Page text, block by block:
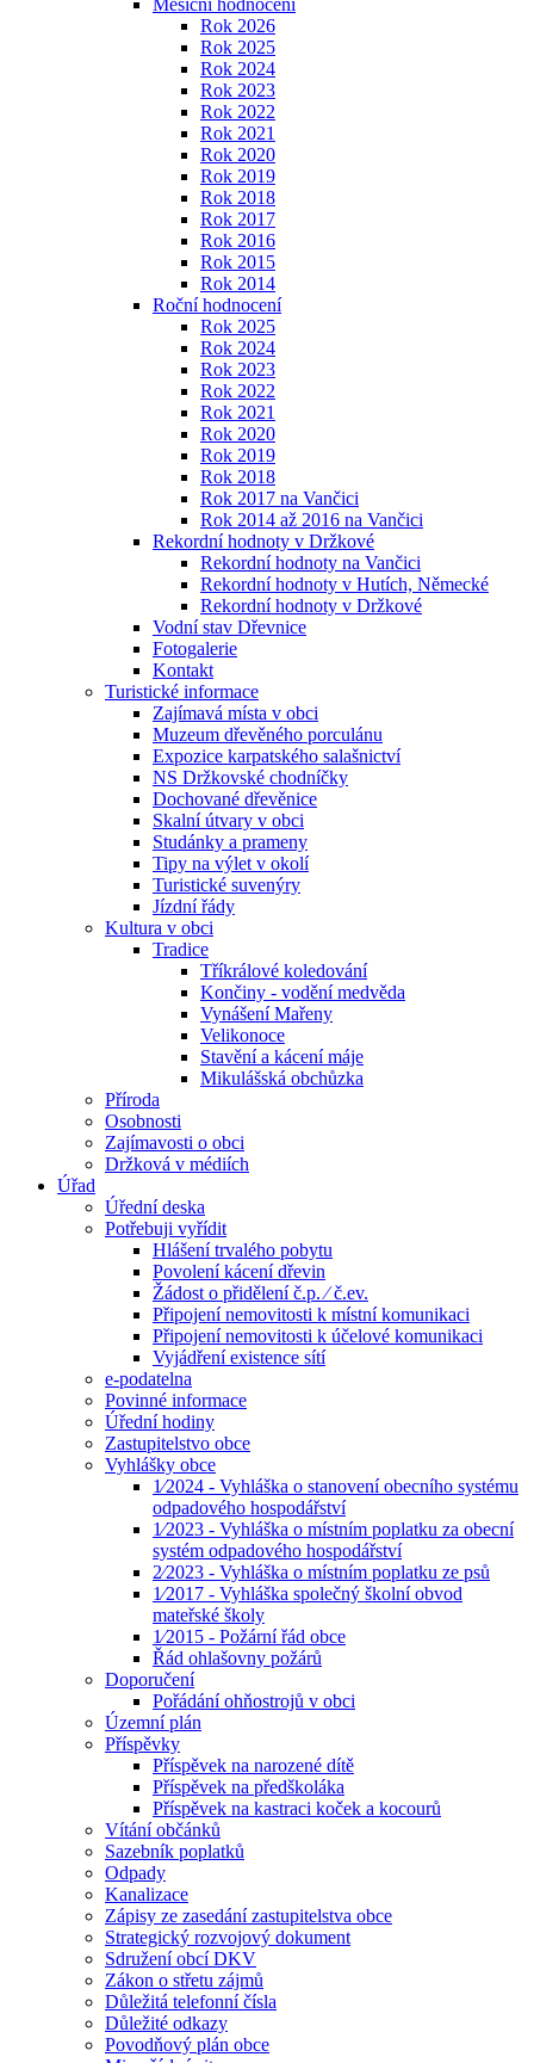
Měsíční hodnocení
Rok 2026
Rok 2025
Rok 2024
Rok 2023
Rok 2022
Rok 2021
Rok 2020
Rok 2019
Rok 2018
Rok 2017
Rok 2016
Rok 2015
Rok 2014
Roční hodnocení
Rok 2025
Rok 2024
Rok 2023
Rok 2022
Rok 2021
Rok 2020
Rok 2019
Rok 2018
Rok 2017 na Vančici
Rok 2014 až 2016 na Vančici
Rekordní hodnoty v Držkové
Rekordní hodnoty na Vančici
Rekordní hodnoty v Hutích, Německé
Rekordní hodnoty v Držkové
Vodní stav Dřevnice
Fotogalerie
Kontakt
Turistické informace
Zajímavá místa v obci
Muzeum dřevěného porculánu
Expozice karpatského salašnictví
NS Držkovské chodníčky
Dochované dřevěnice
Skalní útvary v obci
Studánky a prameny
Tipy na výlet v okolí
Turistické suvenýry
Jízdní řády
Kultura v obci
Tradice
Tříkrálové koledování
Končiny - vodění medvěda
Vynášení Mařeny
Velikonoce
Stavění a kácení máje
Mikulášská obchůzka
Příroda
Osobnosti
Zajímavosti o obci
Držková v médiích
Úřad
Úřední deska
Potřebuji vyřídit
Hlášení trvalého pobytu
Povolení kácení dřevin
Žádost o přidělení č.p. ⁄ č.ev.
Připojení nemovitosti k místní komunikaci
Připojení nemovitosti k účelové komunikaci
Vyjádření existence sítí
e-podatelna
Povinné informace
Úřední hodiny
Zastupitelstvo obce
Vyhlášky obce
1⁄2024 - Vyhláška o stanovení obecního systému
odpadového hospodářství
1⁄2023 - Vyhláška o místním poplatku za obecní
systém odpadového hospodářství
2⁄2023 - Vyhláška o místním poplatku ze psů
1⁄2017 - Vyhláška společný školní obvod
mateřské školy
1⁄2015 - Požární řád obce
Řád ohlašovny požárů
Doporučení
Pořádání ohňostrojů v obci
Územní plán
Příspěvky
Příspěvek na narozené dítě
Příspěvek na předškoláka
Příspěvek na kastraci koček a kocourů
Vítání občánků
Sazebník poplatků
Odpady
Kanalizace
Zápisy ze zasedání zastupitelstva obce
Strategický rozvojový dokument
Sdružení obcí DKV
Zákon o střetu zájmů
Důležitá telefonní čísla
Důležité odkazy
Povodňový plán obce